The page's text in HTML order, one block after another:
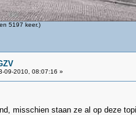
5197 keer.)
09-2010, 08:07:16 »
misschien staan ze al op deze